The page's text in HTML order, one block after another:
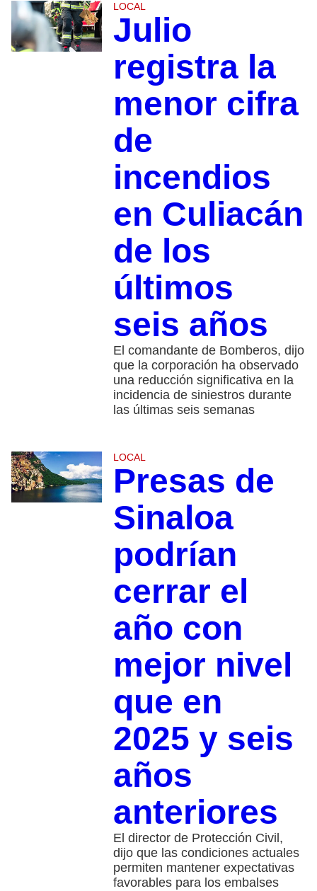
LOCAL
Julio
registra la
menor cifra
de
incendios
en Culiacán
de los
últimos
seis años
El comandante de Bomberos, dijo
que la corporación ha observado
una reducción significativa en la
incidencia de siniestros durante
las últimas seis semanas
LOCAL
Presas de
Sinaloa
podrían
cerrar el
año con
mejor nivel
que en
2025 y seis
años
anteriores
El director de Protección Civil,
dijo que las condiciones actuales
permiten mantener expectativas
favorables para los embalses